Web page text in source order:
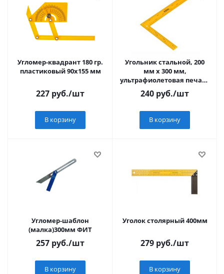
Угломер-квадрант 180 гр.
пластиковый 90x155 мм
227 руб./шт
В корзину
Угольник стальной, 200
мм х 300 мм,
ультрафиолетовая печать
(измерительная шкала)//
Denzel
240 руб./шт
В корзину
Угломер-шаблон
(малка)300мм ФИТ
257 руб./шт
В корзину
Уголок столярный 400мм
279 руб./шт
В корзину